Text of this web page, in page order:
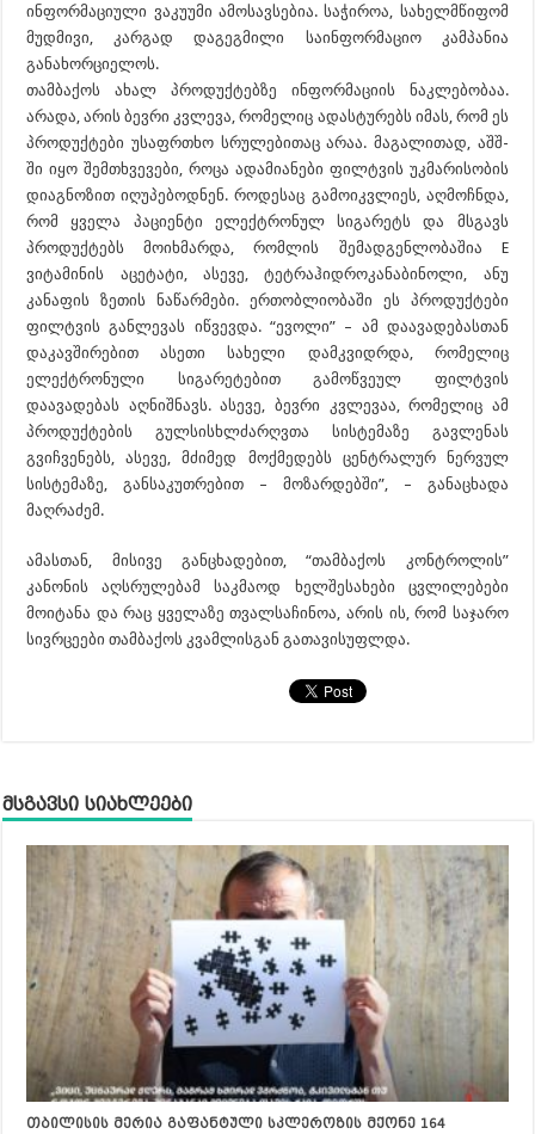
ინფორმაციული ვაკუუმი ამოსავსებია. საჭიროა, სახელმწიფომ
მუდმივი, კარგად დაგეგმილი საინფორმაციო კამპანია
განახორციელოს.
თამბაქოს ახალ პროდუქტებზე ინფორმაციის ნაკლებობაა.
არადა, არის ბევრი კვლევა, რომელიც ადასტურებს იმას, რომ ეს
პროდუქტები უსაფრთხო სრულებითაც არაა. მაგალითად, აშშ-
ში იყო შემთხვევები, როცა ადამიანები ფილტვის უკმარისობის
დიაგნოზით იღუპებოდნენ. როდესაც გამოიკვლიეს, აღმოჩნდა,
რომ ყველა პაციენტი ელექტრონულ სიგარეტს და მსგავს
პროდუქტებს მოიხმარდა, რომლის შემადგენლობაშია E
ვიტამინის აცეტატი, ასევე, ტეტრაჰიდროკანაბინოლი, ანუ
კანაფის ზეთისნაწარმები. ერთობლიობაში ეს პროდუქტები
ფილტვის განლევას იწვევდა. “ევოლი” – ამ დაავადებასთან
დაკავშირებით ასეთი სახელი დამკვიდრდა, რომელიც
ელექტრონული სიგარეტებით გამოწვეულ ფილტვის
დაავადებას აღნიშნავს. ასევე, ბევრი კვლევაა, რომელიც ამ
პროდუქტების გულსისხლძარღვთა სისტემაზე გავლენას
გვიჩვენებს, ასევე, მძიმედ მოქმედებს ცენტრალურ ნერვულ
სისტემაზე, განსაკუთრებით – მოზარდებში”, – განაცხადა
მაღრაძემ.
ამასთან, მისივე განცხადებით, “თამბაქოს კონტროლის”
კანონის აღსრულებამ საკმაოდ ხელშესახები ცვლილებები
მოიტანა და რაც ყველაზე თვალსაჩინოა, არის ის, რომ საჯარო
სივრცეები თამბაქოს კვამლისგან გათავისუფლდა.
მსგავსი სიახლეები
თბილისის მერია გაფანტული სკლეროზის მქონე 164